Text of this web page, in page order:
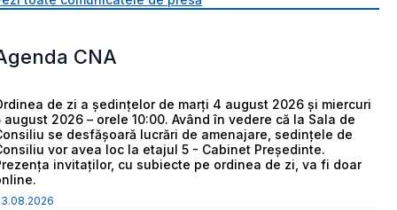
CNA
de zi a ședințelor de marți 4 august 2026 și miercuri
august 2026 – orele 10:00. Având în vedere că la Sala de
se desfășoară lucrări de amenajare, sedințele de
vor avea loc la etajul 5 - Cabinet Președinte.
invitaților, cu subiecte pe ordinea de zi, va fi doar